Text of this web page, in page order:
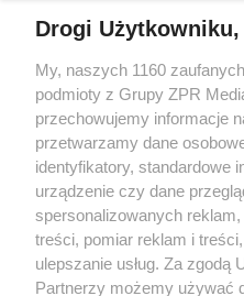
rozpowszechniany lub dalej
sposób (w tym także
jakimkolwiek polu eksploatacji w
umieszczaniem w Internecie bez
Jakiekolwiek użycie lub
części z naruszeniem prawa, tzn.
zabronione pod groźbą kary i
Drogi Użytkowniku,
My, naszych 1160
podmioty z Grupy ZPR
przechowujemy informacje
przetwarzamy dane
identyfikatory, standardowe
urządzenie czy dane
spersonalizowanych
treści, pomiar reklam i
ulepszanie usług. Za zgodą
Partnerzy możemy używać